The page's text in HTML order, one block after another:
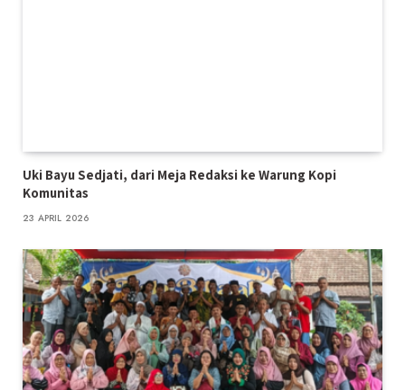
Uki Bayu Sedjati, dari Meja Redaksi ke Warung Kopi
Komunitas
23 APRIL 2026